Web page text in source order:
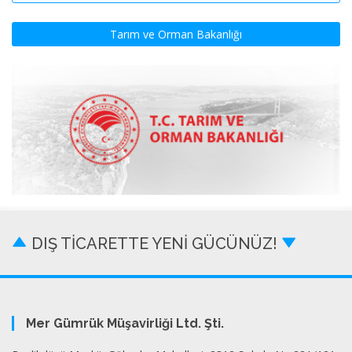
Tarım ve Orman Bakanlığı
DIŞ TİCARETTE YENİ GÜCÜNÜZ!
Mer Gümrük Müşavirliği Ltd. Şti.